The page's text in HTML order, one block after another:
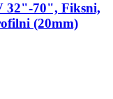
32"-70", Fiksni,
(20mm)